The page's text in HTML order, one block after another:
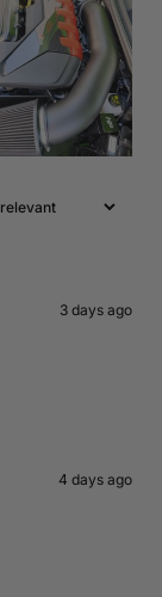
3 days ago
4 days ago